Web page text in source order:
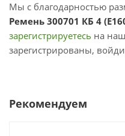
Мы с благодарностью
Ремень 300701 КБ 4
зарегистрируетесь на
зарегистрированы,
Рекомендуем